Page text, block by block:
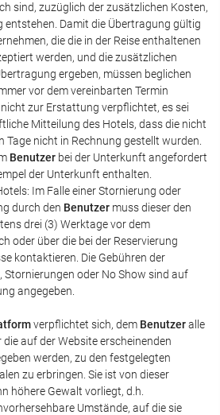
sind, zuzüglich der zusätzlichen Kosten,
entstehen. Damit die Übertragung gültig
die die in der Reise enthaltenen
werden, und die zusätzlichen
ergeben, müssen beglichen
vor dem vereinbarten Termin
nicht zur Erstattung verpflichtet, es sei
Mitteilung des Hotels, dass die nicht
Tage nicht in Rechnung gestellt wurden.
Benutzer bei der Unterkunft angefordert
der Unterkunft enthalten.
Im Falle einer Stornierung oder
durch den Benutzer muss dieser den
drei (3) Werktage vor dem
oder über die bei der Reservierung
kontaktieren. Die Gebühren der
Stornierungen oder No Show sind auf
angegeben.
verpflichtet sich, dem Benutzeralle
auf der Website erscheinenden
werden, zu den festgelegten
zu erbringen. Sie ist von dieser
höhere Gewalt vorliegt, d.h.
Umstände, auf die sie